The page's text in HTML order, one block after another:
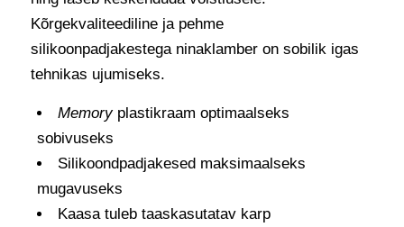
Kõrgekvaliteediline ja pehme
silikoonpadjakestega ninaklamber on sobilik igas
tehnikas ujumiseks.
Memory plastikraam optimaalseks
sobivuseks
Silikoondpadjakesed maksimaalseks
mugavuseks
Kaasa tuleb taaskasutatav karp